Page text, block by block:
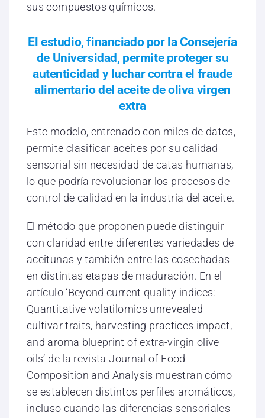
sus compuestos químicos.
El estudio, financiado por la Consejería
de Universidad, permite proteger su
autenticidad y luchar contra el fraude
alimentario del aceite de oliva virgen
extra
Este modelo, entrenado con miles de datos,
permite clasificar aceites por su calidad
sensorial sin necesidad de catas humanas,
lo que podría revolucionar los procesos de
control de calidad en la industria del aceite.
El método que proponen puede distinguir
con claridad entre diferentes variedades de
aceitunas y también entre las cosechadas
en distintas etapas de maduración. En el
artículo ‘Beyond current quality indices:
Quantitative volatilomics unrevealed
cultivar traits, harvesting practices impact,
and aroma blueprint of extra-virgin olive
oils’ de la revista Journal of Food
Composition and Analysis muestran cómo
se establecen distintos perfiles aromáticos,
incluso cuando las diferencias sensoriales